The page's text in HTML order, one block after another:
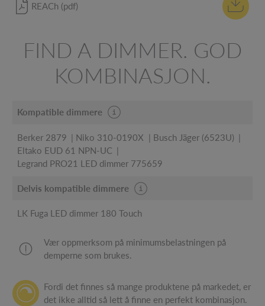
REACh (pdf)
FIND A DIMMER. GOD
KOMBINASJON.
Kompatible dimmere
Berker 2879 Niko 310-0190X
Busch Jäger (6523U)
Eltako EUD 61 NPN-UC
Legrand PRO21 LED dimmer 775659
Delvis kompatible dimmere
LK Fuga LED dimmer 180 Touch
Vær oppmerksom på minimumsbelastningen på
demperne som brukes.
Fordi det finnes så mange produktene på markedet, er
det ikke alltid så lett å finne en perfekt kombinasjon.